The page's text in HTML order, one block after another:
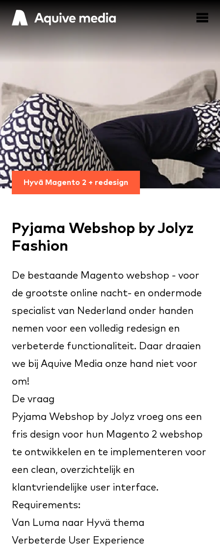
Hyvä Magento 2 + redesign
Pyjama Webshop by Jolyz
Fashion
De bestaande Magento webshop - voor
de grootste online nacht- en ondermode
specialist van Nederland onder handen
nemen voor een volledig redesign en
verbeterde functionaliteit. Daar draaien
we bij Aquive Media onze hand niet voor
om!
De vraag
Pyjama Webshop by Jolyz vroeg ons een
fris design voor hun Magento 2 webshop
te ontwikkelen en te implementeren voor
een clean, overzichtelijk en
klantvriendelijke user interface.
Requirements:
Van Luma naar Hyvä thema
Verbeterde User Experience